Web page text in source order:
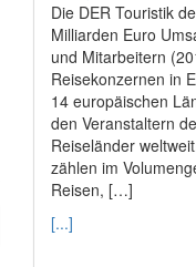
Die DER Touristik
Milliarden Euro
und Mitarbeitern
Reisekonzernen in
14 europäischen
den Veranstaltern
Reiseländer
zählen im
Reisen, […]
[...]